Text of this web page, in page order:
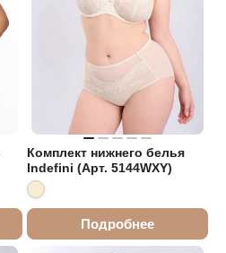
Комплект нижнего белья
Indefini (Арт. 5144WXY)
Подробнее